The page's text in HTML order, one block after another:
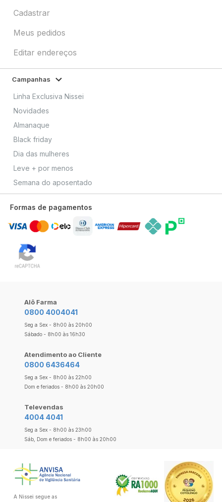
Cadastrar
Meus pedidos
Editar endereços
Campanhas
Linha Exclusiva Nissei
Novidades
Almanaque
Black friday
Dia das mulheres
Leve + por menos
Semana do aposentado
Formas de pagamentos
Alô Farma
0800 4004041
Seg a Sex - 8h00 às 20h00
Sábado - 8h00 às 16h30
Atendimento ao Cliente
0800 6436464
Seg a Sex - 8h00 às 22h00
Dom e feriados - 8h00 às 20h00
Televendas
4004 4041
Seg a Sex - 8h00 às 23h00
Sáb, Dom e feriados - 8h00 às 20h00
A Nissei segue as